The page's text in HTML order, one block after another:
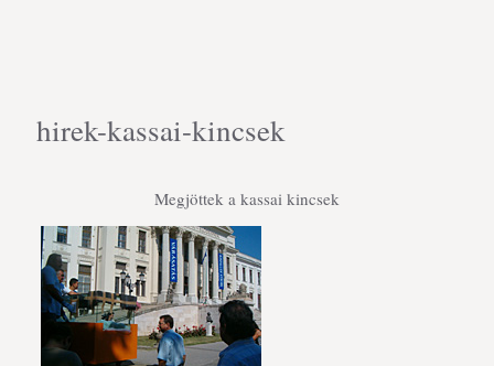
hirek-kassai-kincsek
Megjöttek a kassai kincsek